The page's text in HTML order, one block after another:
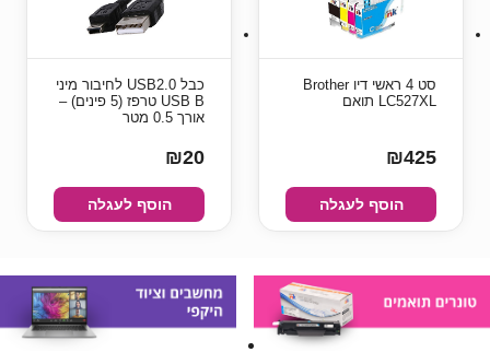
סט 4 ראשי דיו Brother
LC527XL תואם
₪425
הוסף לעגלה
כבל USB2.0 לחיבור מיני
USB B טרפז (5 פינים) –
אורך 0.5 מטר
₪20
הוסף לעגלה